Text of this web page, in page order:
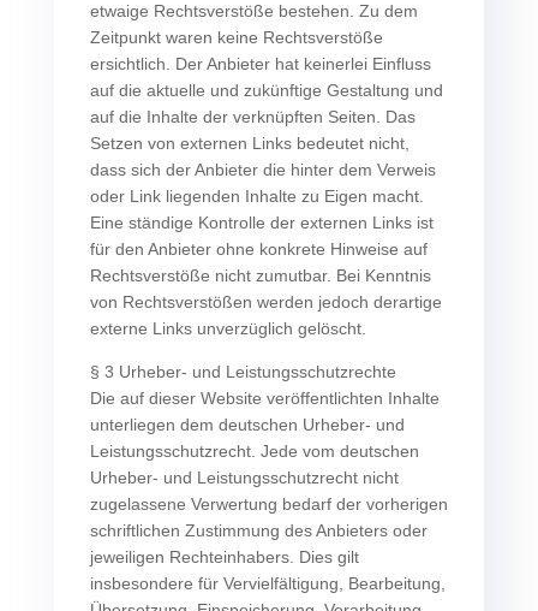
etwaige Rechtsverstöße bestehen. Zu dem
Zeitpunkt waren keine Rechtsverstöße
ersichtlich. Der Anbieter hat keinerlei Einfluss
auf die aktuelle und zukünftige Gestaltung und
auf die Inhalte der verknüpften Seiten. Das
Setzen von externen Links bedeutet nicht,
dass sich der Anbieter die hinter dem Verweis
oder Link liegenden Inhalte zu Eigen macht.
Eine ständige Kontrolle der externen Links ist
für den Anbieter ohne konkrete Hinweise auf
Rechtsverstöße nicht zumutbar. Bei Kenntnis
von Rechtsverstößen werden jedoch derartige
externe Links unverzüglich gelöscht.
§ 3 Urheber- und Leistungsschutzrechte
Die auf dieser Website veröffentlichten Inhalte
unterliegen dem deutschen Urheber- und
Leistungsschutzrecht. Jede vom deutschen
Urheber- und Leistungsschutzrecht nicht
zugelassene Verwertung bedarf der vorherigen
schriftlichen Zustimmung des Anbieters oder
jeweiligen Rechteinhabers. Dies gilt
insbesondere für Vervielfältigung, Bearbeitung,